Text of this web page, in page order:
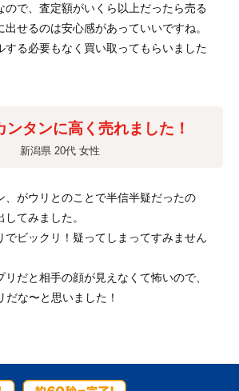
ので、査定額がいくら以上だったら売る
せるのは安心感があっていいですね。
する必要もなく買い取ってもらいました
ンタンに高く売れました！
新潟県 20代 女性
、がウリとのことで半信半疑だったの
てみました。
でビックリ！疑ってしまってすみません
だと相手の顔が見えなくて怖いので、
だな〜と思いました！